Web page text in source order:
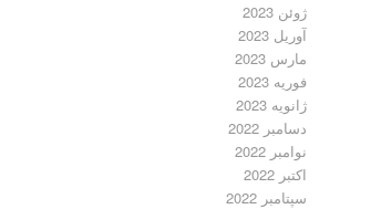
ژوئن 2023
آوریل 2023
مارس 2023
فوریه 2023
ژانویه 2023
دسامبر 2022
نوامبر 2022
اکتبر 2022
سپتامبر 2022